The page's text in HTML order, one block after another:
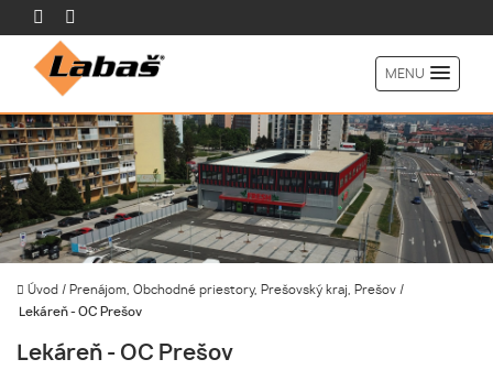
MENU
Úvod / Prenájom, Obchodné priestory, Prešovský kraj, Prešov /
Lekáreň - OC Prešov
Lekáreň - OC Prešov